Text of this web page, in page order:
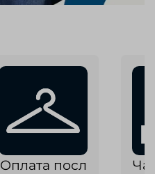
Оплата посл